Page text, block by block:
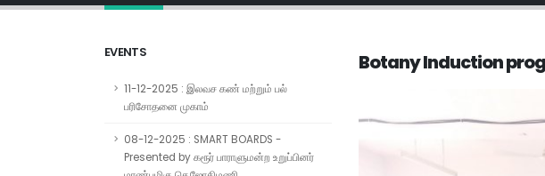
EVENTS
11-12-2025 : இலவச கண் மற்றும் பல்
பரிசோதனை முகாம்
08-12-2025 : SMART BOARDS -
Presented by கரூர் பாராளுமன்ற உறுப்பினர்
Botany Induction